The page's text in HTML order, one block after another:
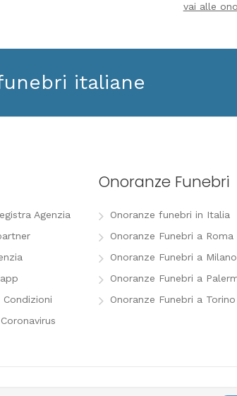
vai alle
italiane
Agenzia
Condizioni
Onoranze Funebri
Onoranze funebri in Italia
Onoranze Funebri a Roma
Onoranze Funebri a Milano
Onoranze Funebri a
Onoranze Funebri a Torino